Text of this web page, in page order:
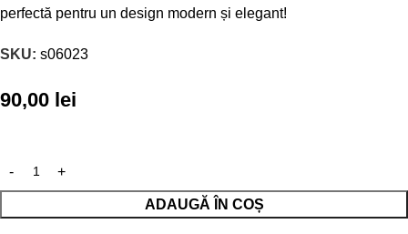
perfectă pentru un design modern și elegant!
SKU: s06023
90,00 lei
ADAUGĂ ÎN COȘ